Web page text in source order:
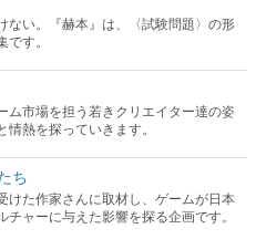
ない。『赫本』は、〈試験問題〉の形
す。
ム市場を担う若きクリエイター達の姿
熱を探っていきます。
ち
けた作家さんに取材し、ゲームが日本
ャーに与えた影響を探る企画です。